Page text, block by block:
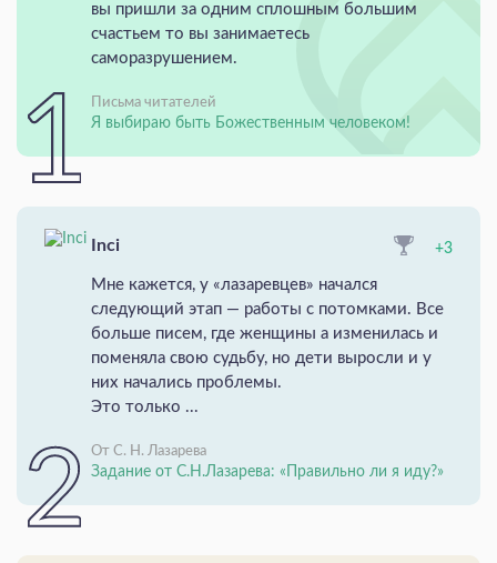
вы пришли за одним сплошным большим
счастьем то вы занимаетесь
саморазрушением.
Письма читателей
Я выбираю быть Божественным человеком!
Inci +3
Мне кажется, у «лазаревцев» начался
следующий этап — работы с потомками. Все
больше писем, где женщины а изменилась и
поменяла свою судьбу, но дети выросли и у
них начались проблемы.
Это только ...
От С. Н. Лазарева
Задание от С.Н.Лазарева: «Правильно ли я иду?»